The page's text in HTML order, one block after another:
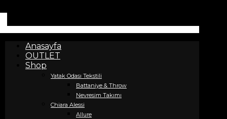
Anasayfa
OUTLET
Shop
Yatak Odası Tekstili
Battaniye & Throw
Nevresim Takımı
Chiara Alessi
Allure